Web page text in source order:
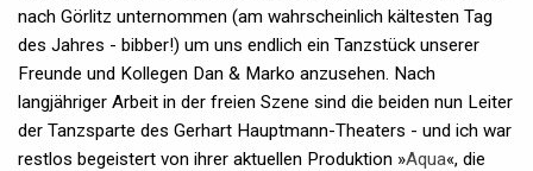
nach Görlitz unternommen (am wahrscheinlich kältesten Tag
des Jahres - bibber!) um uns endlich ein Tanzstück unserer
Freunde und Kollegen Dan & Marko anzusehen. Nach
langjähriger Arbeit in der freien Szene sind die beiden nun Leiter
der Tanzsparte des Gerhart Hauptmann-Theaters - und ich war
restlos begeistert von ihrer aktuellen Produktion »Aqua«, die